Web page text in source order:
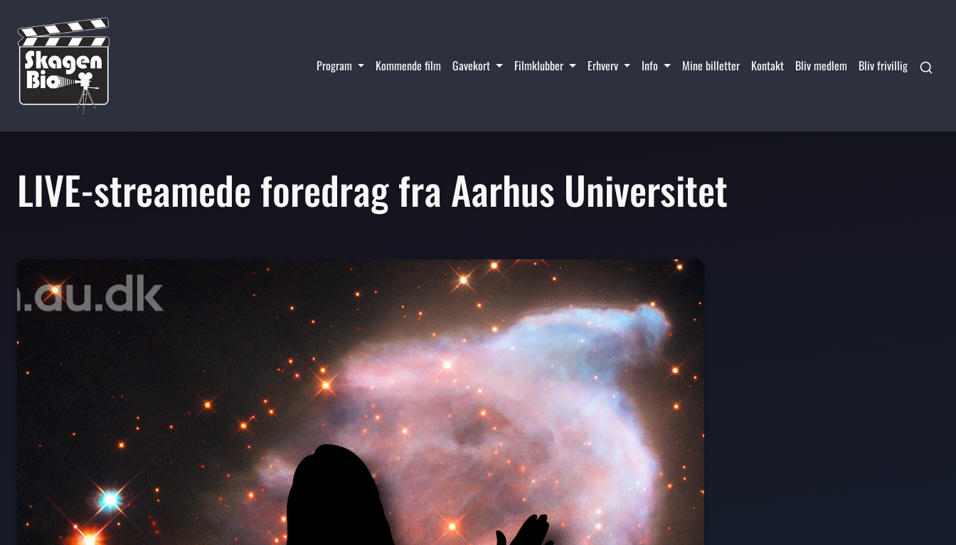
Program Kommende film Gavekort Filmklubber Erhverv Info Mine billetter Kontakt Bliv medlem Bliv frivillig
LIVE-streamede foredrag fra Aarhus Universitet